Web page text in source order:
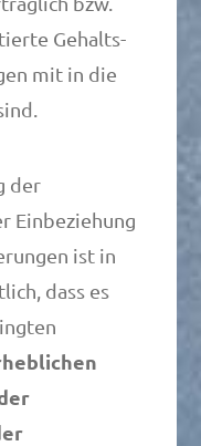
Gehalts-
mit in die
der
Einbeziehung
ist in
dass es